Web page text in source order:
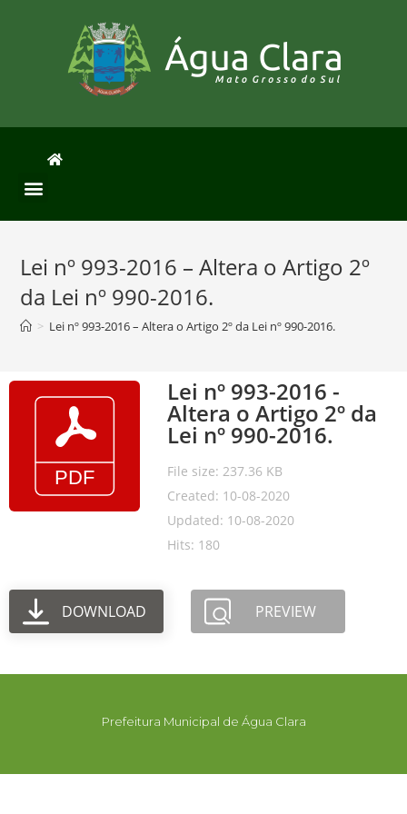
Lei nº 993-2016 – Altera o Artigo 2º
da Lei nº 990-2016.
> Lei nº 993-2016 – Altera o Artigo 2º da Lei nº 990-2016.
Lei nº 993-2016 -
Altera o Artigo 2º da
Lei nº 990-2016.
File size: 237.36 KB
Created: 10-08-2020
Updated: 10-08-2020
Hits: 180
DOWNLOAD PREVIEW
Prefeitura Municipal de Água Clara